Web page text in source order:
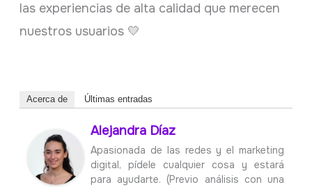
las experiencias de alta calidad que merecen
nuestros usuarios 💛
Acerca de Últimas entradas
Alejandra Díaz
Apasionada de las redes y el marketing
digital, pídele cualquier cosa y estará
para ayudarte. (Previo análisis con una